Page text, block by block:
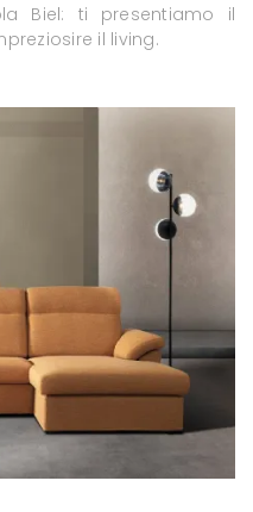
Biel: ti presentiamo il
il living.